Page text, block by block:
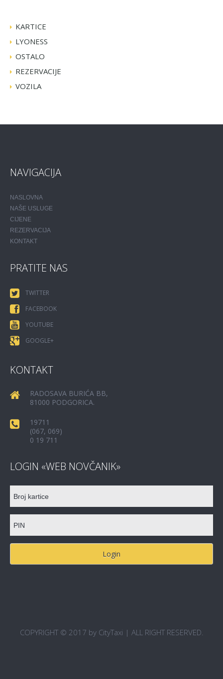
KARTICE
LYONESS
OSTALO
REZERVACIJE
VOZILA
NAVIGACIJA
NASLOVNA
NAŠE USLUGE
CIJENE
REZERVACIJA
KONTAKT
PRATITE NAS
TWITTER
FACEBOOK
YOUTUBE
GOOGLE+
KONTAKT
RADOSAVA BURIĆA BB,
81000 PODGORICA.
19711
(067, 069)
0 19 711
LOGIN «WEB NOVČANIK»
COPYRIGHT © 2017 by CityTaxi | ALL RIGHT RESERVED.